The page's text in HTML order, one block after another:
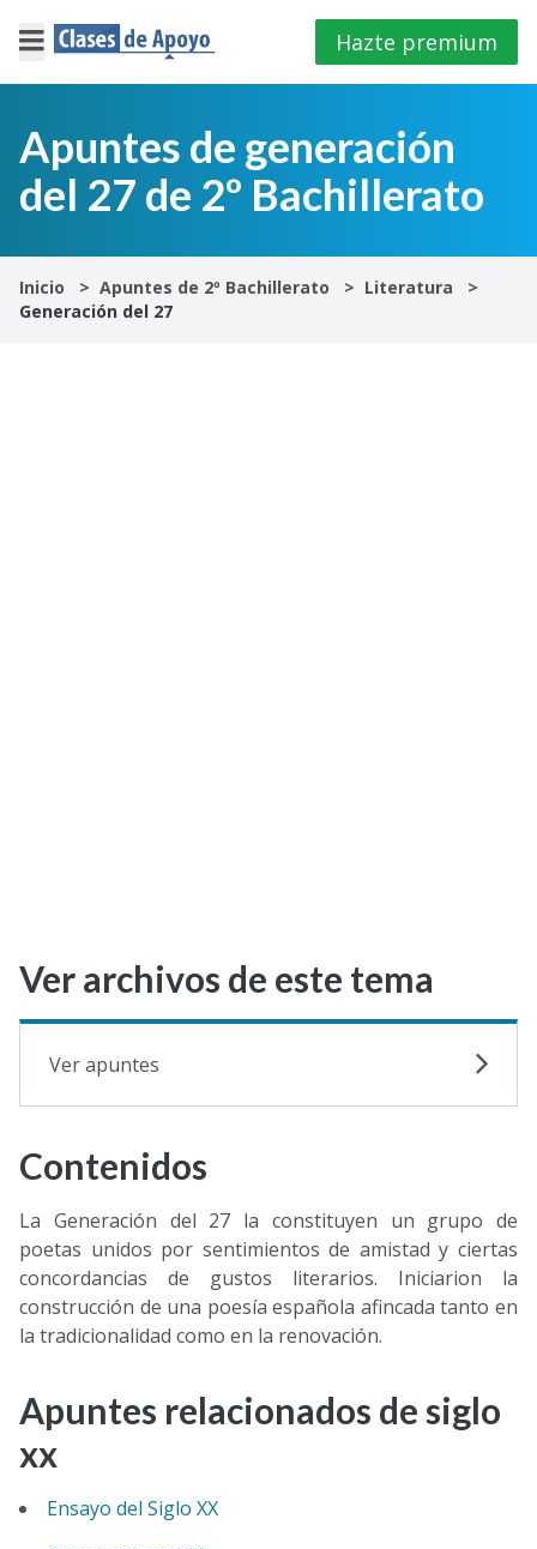
×
Iniciar
sesión
4º
E.S.O
Hazte premium
Apuntes de generación
del 27 de 2º Bachillerato
Inicio Apuntes de 2º Bachillerato
Literatura
Generación del 27
Ver archivos de este tema
Ver apuntes
Contenidos
La Generación del 27 la constituyen un grupo de
poetas unidos por sentimientos de amistad y ciertas
concordancias de gustos literarios. Iniciarion la
construcción de una poesía española afincada tanto en
la tradicionalidad como en la renovación.
Apuntes relacionados de siglo
xx
Ensayo del Siglo XX